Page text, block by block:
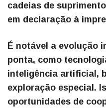
cadeias de
em declaração à
É notável a evolução
ponta, como
inteligência artificial,
exploração especial.
oportunidades de